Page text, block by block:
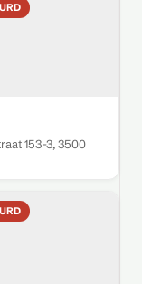
153-3, 3500